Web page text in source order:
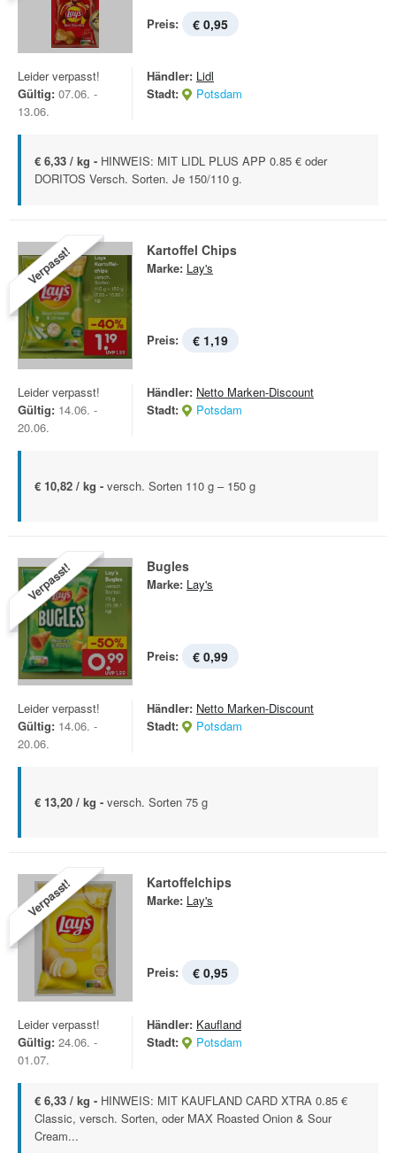
Preis: € 0,95
Leider verpasst!
Gültig: 07.06. -
13.06.
Händler: Lidl
Stadt:
Potsdam
€ 6,33 / kg - HINWEIS: MIT LIDL PLUS APP 0.85 € oder
DORITOS Versch. Sorten. Je 150/110 g.
Verpasst! Kartoffel Chips
Marke: Lay's
Preis: € 1,19
Leider verpasst!
Gültig: 14.06. -
20.06.
Händler: Netto Marken-Discount
Stadt:
Potsdam
€ 10,82 / kg - versch. Sorten 110 g – 150 g
Verpasst! Bugles
Marke: Lay's
Preis: € 0,99
Leider verpasst!
Gültig: 14.06. -
20.06.
Händler: Netto Marken-Discount
Stadt:
Potsdam
€ 13,20 / kg - versch. Sorten 75 g
Verpasst! Kartoffelchips
Marke: Lay's
Preis: € 0,95
Leider verpasst!
Gültig: 24.06. -
01.07.
Händler: Kaufland
Stadt:
Potsdam
€ 6,33 / kg - HINWEIS: MIT KAUFLAND CARD XTRA 0.85 €
Classic, versch. Sorten, oder MAX Roasted Onion & Sour
Cream...